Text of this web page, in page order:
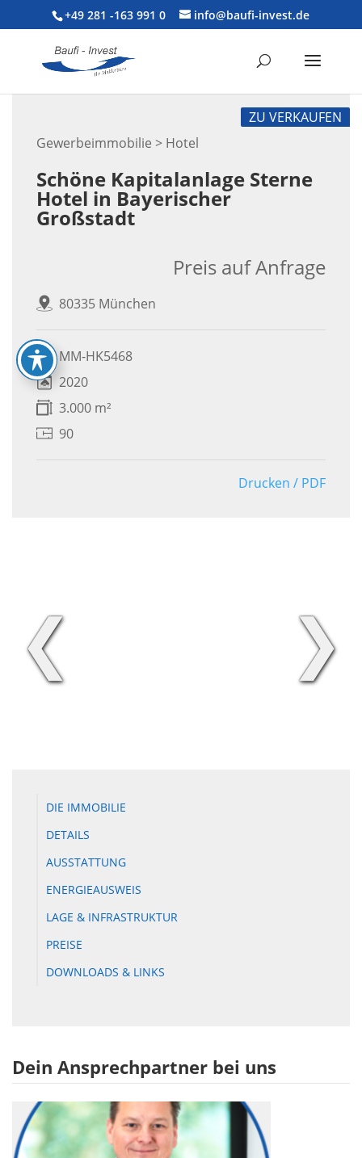
+49 281 -163 991 0 info@baufi-invest.de
Gewerbeimmobilie > Hotel
ZU VERKAUFEN
Schöne Kapitalanlage Sterne
Hotel in Bayerischer
Großstadt
80335 München
Preis auf Anfrage
MM-HK5468
2020
3.000 m²
90
Drucken / PDF
❮ ❯
DIE IMMOBILIE
DETAILS
AUSSTATTUNG
ENERGIEAUSWEIS
LAGE & INFRASTRUKTUR
PREISE
DOWNLOADS & LINKS
Dein Ansprechpartner bei uns